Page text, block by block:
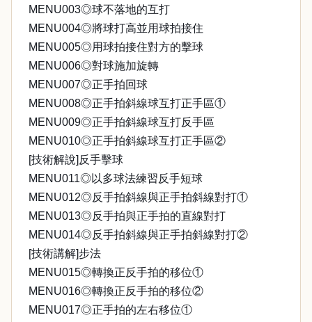
MENU003◎球不落地的互打
MENU004◎將球打高並用球拍接住
MENU005◎用球拍接住對方的擊球
MENU006◎對球施加旋轉
MENU007◎正手拍回球
MENU008◎正手拍斜線球互打正手區①
MENU009◎正手拍斜線球互打反手區
MENU010◎正手拍斜線球互打正手區②
[技術解說]反手擊球
MENU011◎以多球法練習反手短球
MENU012◎反手拍斜線與正手拍斜線對打①
MENU013◎反手拍與正手拍的直線對打
MENU014◎反手拍斜線與正手拍斜線對打②
[技術講解]步法
MENU015◎轉換正反手拍的移位①
MENU016◎轉換正反手拍的移位②
MENU017◎正手拍的左右移位①